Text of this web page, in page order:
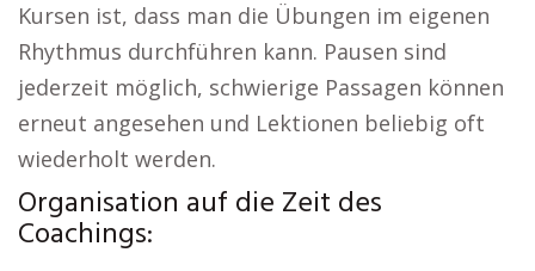
Kursen ist, dass man die Übungen im eigenen
Rhythmus durchführen kann. Pausen sind
jederzeit möglich, schwierige Passagen können
erneut angesehen und Lektionen beliebig oft
wiederholt werden.
Organisation auf die Zeit des
Coachings: